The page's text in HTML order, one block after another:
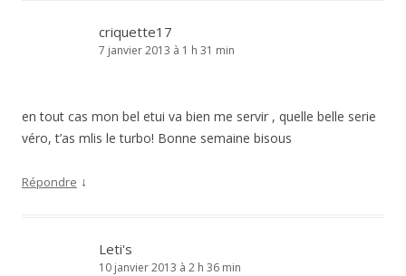
criquette17
7 janvier 2013 à 1 h 31 min
en tout cas mon bel etui va bien me servir , quelle belle serie
véro, t’as mlis le turbo! Bonne semaine bisous
Répondre ↓
Leti's
10 janvier 2013 à 2 h 36 min